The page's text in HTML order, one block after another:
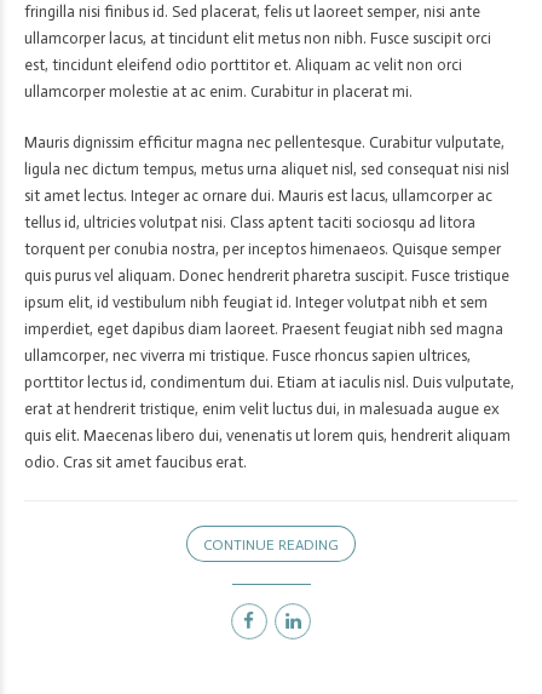
fringilla nisi finibus id. Sed placerat, felis ut laoreet semper, nisi ante
ullamcorper lacus, at tincidunt elit metus non nibh. Fusce suscipit orci
est, tincidunt eleifend odio porttitor et. Aliquam ac velit non orci
ullamcorper molestie at ac enim. Curabitur in placerat mi.
Mauris dignissim efficitur magna nec pellentesque. Curabitur vulputate,
ligula nec dictum tempus, metus urna aliquet nisl, sed consequat nisi nisl
sit amet lectus. Integer ac ornare dui. Mauris est lacus, ullamcorper ac
tellus id, ultricies volutpat nisi. Class aptent taciti sociosqu ad litora
torquent per conubia nostra, per inceptos himenaeos. Quisque semper
quis purus vel aliquam. Donec hendrerit pharetra suscipit. Fusce tristique
ipsum elit, id vestibulum nibh feugiat id. Integer volutpat nibh et sem
imperdiet, eget dapibus diam laoreet. Praesent feugiat nibh sed magna
ullamcorper, nec viverra mi tristique. Fusce rhoncus sapien ultrices,
porttitor lectus id, condimentum dui. Etiam at iaculis nisl. Duis vulputate,
erat at hendrerit tristique, enim velit luctus dui, in malesuada augue ex
quis elit. Maecenas libero dui, venenatis ut lorem quis, hendrerit aliquam
odio. Cras sit amet faucibus erat.
CONTINUE READING